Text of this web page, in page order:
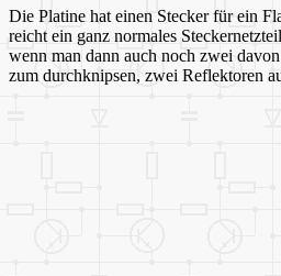
Die Platine hat einen Stecker für ein
reicht ein ganz normales
wenn man dann auch noch zwei
zum durchknipsen, zwei Reflektoren